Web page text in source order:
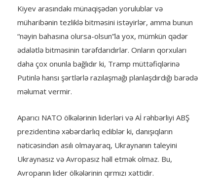
Kiyev arasındakı münaqişədən yorulublar və
müharibənin tezliklə bitməsini istəyirlər, amma bunun
“nəyin bahasına olursa-olsun”la yox, mümkün qədər
ədalətlə bitməsinin tərəfdarıdırlar. Onların qorxuları
daha çox onunla bağlıdır ki, Tramp müttəfiqlərinə
Putinlə hansı şərtlərlə razılaşmağı planlaşdırdığı barədə
məlumat vermir.
Aparıcı NATO ölkələrinin liderləri və Aİ rəhbərliyi ABŞ
prezidentinə xəbərdarlıq ediblər ki, danışıqların
nəticəsindən asılı olmayaraq, Ukraynanın taleyini
Ukraynasız və Avropasız həll etmək olmaz. Bu,
Avropanın lider ölkələrinin qırmızı xəttidir.